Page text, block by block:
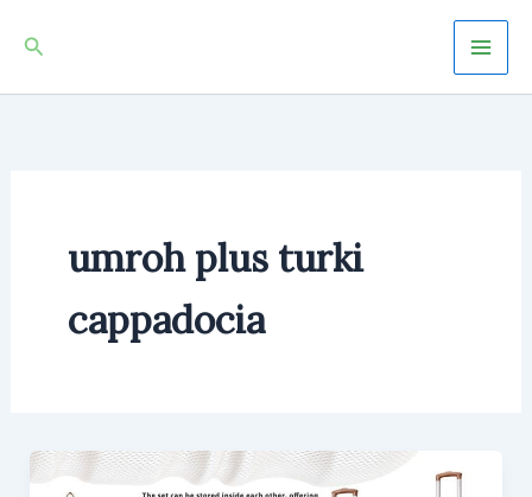
Search
umroh plus turki
cappadocia